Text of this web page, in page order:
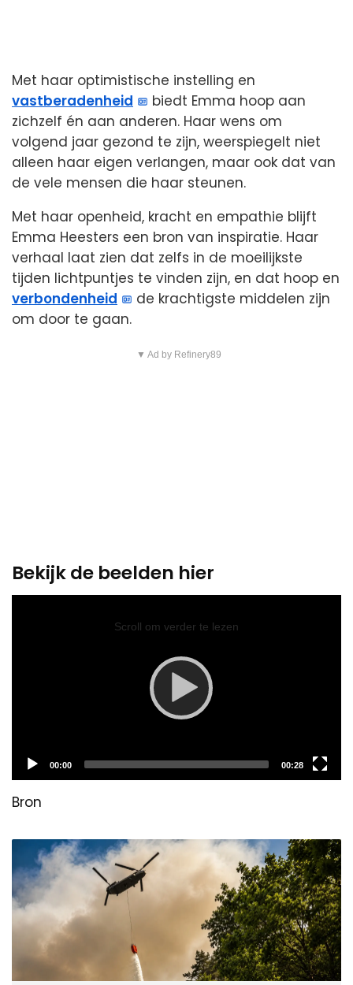
Met haar optimistische instelling en
vastberadenheid
biedt Emma hoop aan
zichzelf én aan anderen. Haar wens om
volgend jaar gezond te zijn, weerspiegelt niet
alleen haar eigen verlangen, maar ook dat van
de vele mensen die haar steunen.
Met haar openheid, kracht en empathie blijft
Emma Heesters een bron van inspiratie. Haar
verhaal laat zien dat zelfs in de moeilijkste
tijden lichtpuntjes te vinden zijn, en dat hoop en
verbondenheid
de krachtigste middelen zijn
om door te gaan.
▼ Ad by Refinery89
Bekijk de beelden hier
Scroll om verder te lezen
Current
00:00
Total
duration
00:28
Bron